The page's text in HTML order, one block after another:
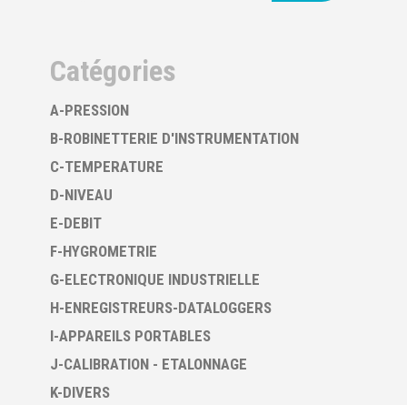
Catégories
A-PRESSION
B-ROBINETTERIE D'INSTRUMENTATION
C-TEMPERATURE
D-NIVEAU
E-DEBIT
F-HYGROMETRIE
G-ELECTRONIQUE INDUSTRIELLE
H-ENREGISTREURS-DATALOGGERS
I-APPAREILS PORTABLES
J-CALIBRATION - ETALONNAGE
K-DIVERS